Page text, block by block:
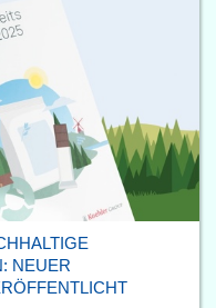
NEUER